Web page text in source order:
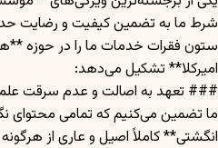
شرط ما به تضمین کیفیت و رضایت
ستون فقرات خدمات ما را در حوزه
امیرکلا** تشکیل می‌دهد:
### تعهد به اصالت و عدم سرقت
ما تضمین می‌کنیم که تمامی